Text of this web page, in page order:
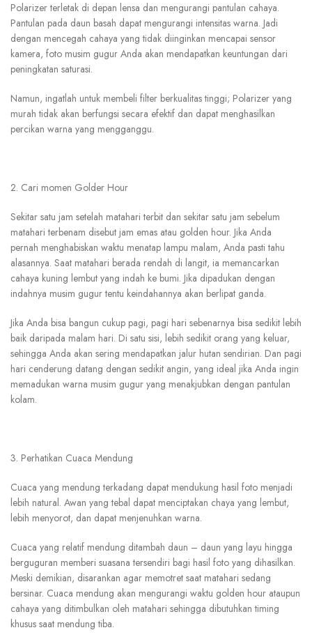
Polarizer terletak di depan lensa dan mengurangi pantulan cahaya.
Pantulan pada daun basah dapat mengurangi intensitas warna. Jadi
dengan mencegah cahaya yang tidak diinginkan mencapai sensor
kamera, foto musim gugur Anda akan mendapatkan keuntungan dari
peningkatan saturasi.
Namun, ingatlah untuk membeli filter berkualitas tinggi; Polarizer yang
murah tidak akan berfungsi secara efektif dan dapat menghasilkan
percikan warna yang mengganggu.
2. Cari momen Golder Hour
Sekitar satu jam setelah matahari terbit dan sekitar satu jam sebelum
matahari terbenam disebut jam emas atau golden hour. Jika Anda
pernah menghabiskan waktu menatap lampu malam, Anda pasti tahu
alasannya. Saat matahari berada rendah di langit, ia memancarkan
cahaya kuning lembut yang indah ke bumi. Jika dipadukan dengan
indahnya musim gugur tentu keindahannya akan berlipat ganda.
Jika Anda bisa bangun cukup pagi, pagi hari sebenarnya bisa sedikit lebih
baik daripada malam hari. Di satu sisi, lebih sedikit orang yang keluar,
sehingga Anda akan sering mendapatkan jalur hutan sendirian. Dan pagi
hari cenderung datang dengan sedikit angin, yang ideal jika Anda ingin
memadukan warna musim gugur yang menakjubkan dengan pantulan
kolam.
3. Perhatikan Cuaca Mendung
Cuaca yang mendung terkadang dapat mendukung hasil foto menjadi
lebih natural. Awan yang tebal dapat menciptakan chaya yang lembut,
lebih menyorot, dan dapat menjenuhkan warna.
Cuaca yang relatif mendung ditambah daun – daun yang layu hingga
berguguran memberi suasana tersendiri bagi hasil foto yang dihasilkan.
Meski demikian, disarankan agar memotret saat matahari sedang
bersinar. Cuaca mendung akan mengurangi waktu golden hour ataupun
cahaya yang ditimbulkan oleh matahari sehingga dibutuhkan timing
khusus saat mendung tiba.